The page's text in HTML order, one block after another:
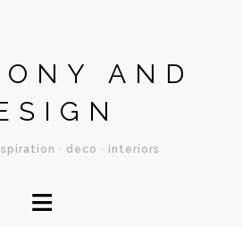
AND
· deco · interiors
≡